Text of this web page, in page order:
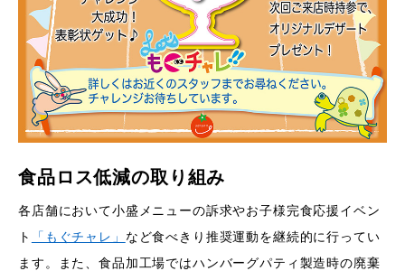
食品ロス低減の取り組み
各店舗において小盛メニューの訴求やお子様完食応援イベン
ト
「もぐチャレ」 など食べきり推奨運動を継続的に行ってい
ます。また、食品加工場ではハンバーグパティ製造時の廃棄